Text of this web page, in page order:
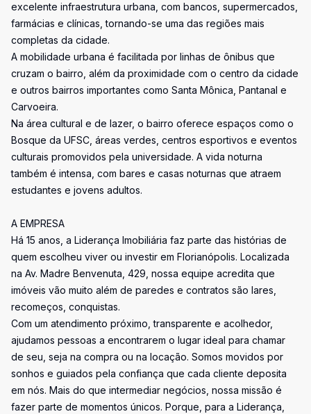
excelente infraestrutura urbana, com bancos, supermercados,
farmácias e clínicas, tornando-se uma das regiões mais
completas da cidade.
A mobilidade urbana é facilitada por linhas de ônibus que
cruzam o bairro, além da proximidade com o centro da cidade
e outros bairros importantes como Santa Mônica, Pantanal e
Carvoeira.
Na área cultural e de lazer, o bairro oferece espaços como o
Bosque da UFSC, áreas verdes, centros esportivos e eventos
culturais promovidos pela universidade. A vida noturna
também é intensa, com bares e casas noturnas que atraem
estudantes e jovens adultos.
A EMPRESA
Há 15 anos, a Liderança Imobiliária faz parte das histórias de
quem escolheu viver ou investir em Florianópolis. Localizada
na Av. Madre Benvenuta, 429, nossa equipe acredita que
imóveis vão muito além de paredes e contratos são lares,
recomeços, conquistas.
Com um atendimento próximo, transparente e acolhedor,
ajudamos pessoas a encontrarem o lugar ideal para chamar
de seu, seja na compra ou na locação. Somos movidos por
sonhos e guiados pela confiança que cada cliente deposita
em nós. Mais do que intermediar negócios, nossa missão é
fazer parte de momentos únicos. Porque, para a Liderança,